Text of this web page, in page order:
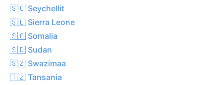
🇸🇨 Seychellit
🇸🇱 Sierra Leone
🇸🇴 Somalia
🇸🇩 Sudan
🇸🇿 Swazimaa
🇹🇿 Tansania